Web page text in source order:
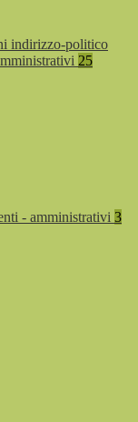
indirizzo-politico
25
- amministrativi 3